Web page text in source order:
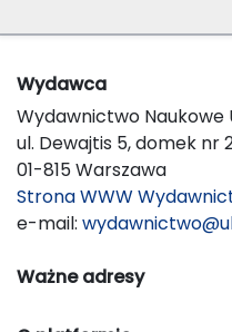
Wydawca
Wydawnictwo Naukowe
ul. Dewajtis 5, domek nr
01-815 Warszawa
Strona WWW
e-mail:
Ważne adresy